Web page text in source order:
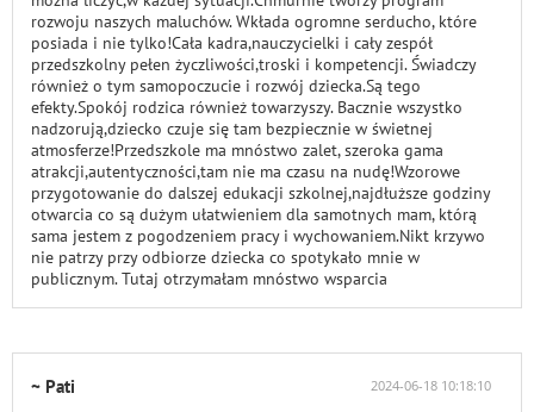
rozwoju naszych maluchów. Wkłada ogromne serducho, które
posiada i nie tylko!Cała kadra,nauczycielki i cały zespół
przedszkolny pełen życzliwości,troski i kompetencji. Świadczy
również o tym samopoczucie i rozwój dziecka.Są tego
efekty.Spokój rodzica również towarzyszy. Bacznie wszystko
nadzorują,dziecko czuje się tam bezpiecznie w świetnej
atmosferze!Przedszkole ma mnóstwo zalet, szeroka gama
atrakcji,autentyczności,tam nie ma czasu na nudę!Wzorowe
przygotowanie do dalszej edukacji szkolnej,najdłuższe godziny
otwarcia co są dużym ułatwieniem dla samotnych mam, którą
sama jestem z pogodzeniem pracy i wychowaniem.Nikt krzywo
nie patrzy przy odbiorze dziecka co spotykało mnie w
publicznym. Tutaj otrzymałam mnóstwo wsparcia
~ Pati 2024-06-18 10:18:10